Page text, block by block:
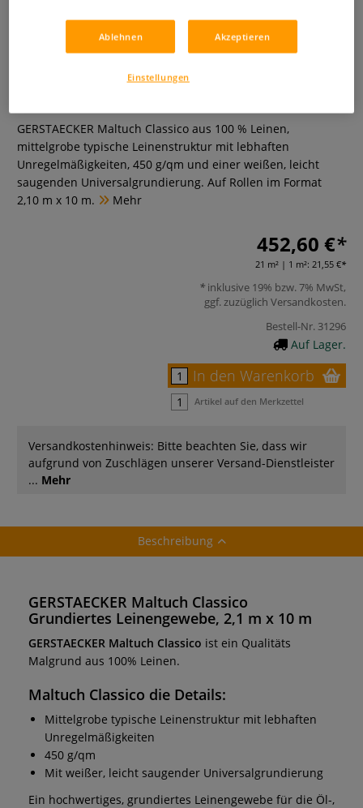
GERSTAECKER Maltuch Classico
GERSTAECKER Maltuch Classico aus 100 % Leinen,
mittelgrobe typische Leinenstruktur mit lebhaften
Unregelmäßigkeiten, 450 g/qm und einer weißen, leicht
saugenden Universalgrundierung. Auf Rollen im Format
2,10 m x 10 m.
Mehr
452,60 €
21 m² | 1 m²: 21,55 €
inklusive 19% bzw. 7% MwSt,
ggf. zuzüglich Versandkosten.
Bestell-Nr. 31296
Auf Lager.
In den Warenkorb
Artikel auf den Merkzettel
Versandkostenhinweis: Bitte beachten Sie, dass wir
aufgrund von Zuschlägen unserer Versand-Dienstleister
... Mehr
Beschreibung
GERSTAECKER Maltuch Classico
Grundiertes Leinengewebe, 2,1 m x 10 m
GERSTAECKER Maltuch Classico ist ein Qualitäts
Malgrund aus 100% Leinen.
Maltuch Classico die Details:
Mittelgrobe typische Leinenstruktur mit lebhaften
Unregelmäßigkeiten
450 g/qm
Mit weißer, leicht saugender Universalgrundierung
Ein hochwertiges, grundiertes Leinengewebe für die Öl-,
Ablehnen Akzeptieren
Einstellungen